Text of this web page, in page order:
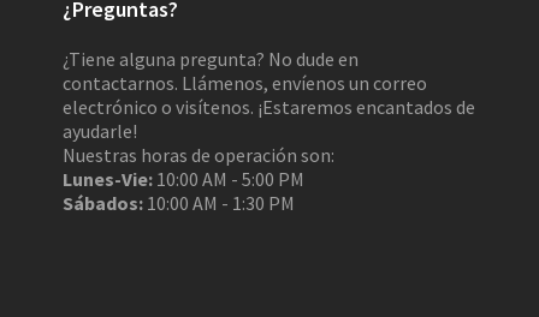
¿Preguntas?
¿Tiene alguna pregunta? No dude en
contactarnos. Llámenos, envíenos un correo
electrónico o visítenos. ¡Estaremos encantados de
ayudarle!
Nuestras horas de operación son:
Lunes-Vie: 10:00 AM - 5:00 PM
Sábados: 10:00 AM - 1:30 PM